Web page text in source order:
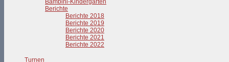
Bambini-Kindergarten
Berichte
Berichte 2018
Berichte 2019
Berichte 2020
Berichte 2021
Berichte 2022
Turnen